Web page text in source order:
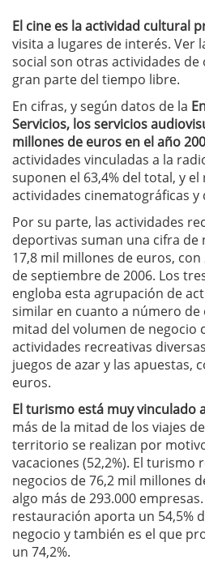
El cine es la actividad cultural
visita a lugares de interés. Ver
social son otras actividades de
gran parte del tiempo libre.
En cifras, y según datos de la
Servicios, los servicios
millones de euros en el año
actividades vinculadas a la
suponen el 63,4% del total, y
actividades cinematográficas y
Por su parte, las actividades
deportivas suman una cifra de
17,8 mil millones de euros,
de septiembre de 2006. Los
engloba esta agrupación de
similar en cuanto a número de
mitad del volumen de negocio
actividades recreativas
juegos de azar y las apuestas,
euros.
El turismo está muy vinculado
más de la mitad de los viajes
territorio se realizan por
vacaciones (52,2%). El turismo
negocios de 76,2 mil millones
algo más de 293.000
restauración aporta un 54,5%
negocio y también es el que
un 74,2%.